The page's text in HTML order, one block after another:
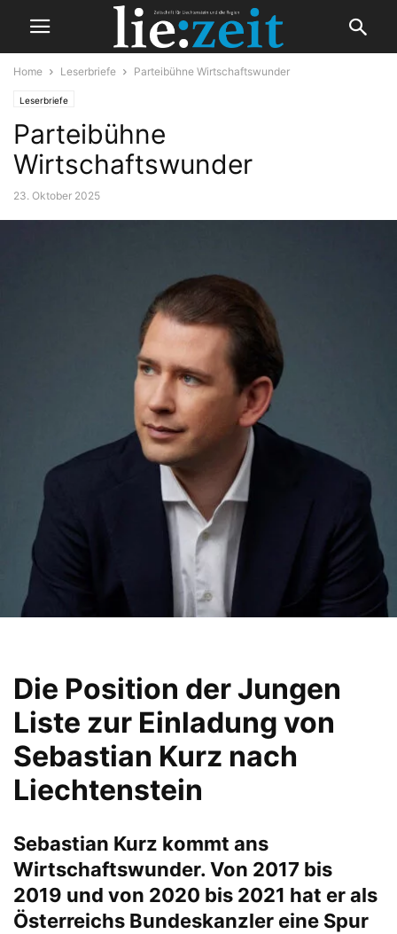
Home Leserbriefe Parteibühne Wirtschaftswunder
Leserbriefe
Parteibühne
Wirtschaftswunder
23. Oktober 2025
Die Position der Jungen
Liste zur Einladung von
Sebastian Kurz nach
Liechtenstein
Sebastian Kurz kommt ans
Wirtschaftswunder. Von 2017 bis
2019 und von 2020 bis 2021 hat er als
Österreichs Bundeskanzler eine Spur